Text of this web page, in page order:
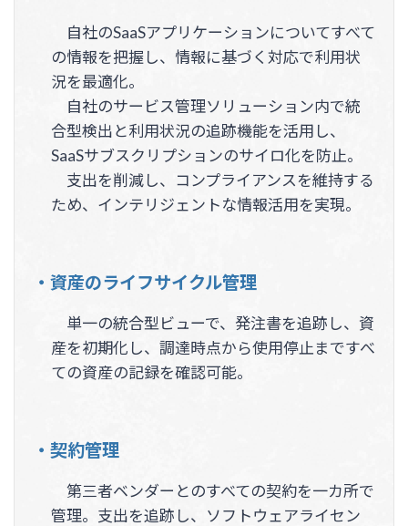
自社のSaaSアプリケーションについてすべて
の情報を把握し、情報に基づく対応で利用状
況を最適化。
自社のサービス管理ソリューション内で統
合型検出と利用状況の追跡機能を活用し、
SaaSサブスクリプションのサイロ化を防止。
支出を削減し、コンプライアンスを維持する
ため、インテリジェントな情報活用を実現。
・資産のライフサイクル管理
単一の統合型ビューで、発注書を追跡し、資
産を初期化し、調達時点から使用停止まですべ
ての資産の記録を確認可能。
・契約管理
第三者ベンダーとのすべての契約を一カ所で
管理。支出を追跡し、ソフトウェアライセン